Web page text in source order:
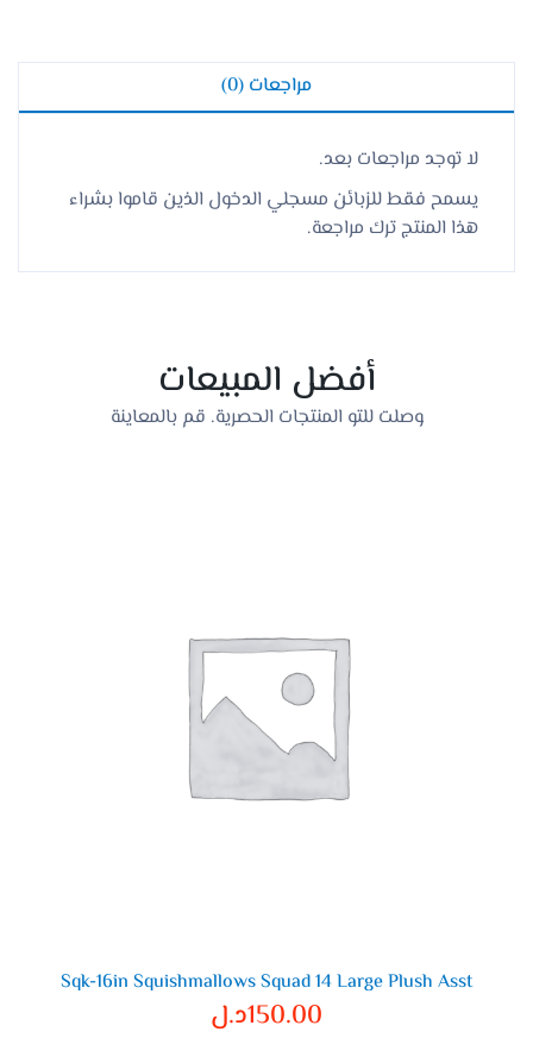
مراجعات (0)
لا توجد مراجعات بعد.
يسمح فقط للزبائن مسجلي الدخول الذين قاموا بشراء
هذا المنتج ترك مراجعة.
أفضل المبيعات
وصلت للتو المنتجات الحصرية. قم بالمعاينة
Sqk-16in Squishmallows Squad 14 Large Plush Asst
150.00د.ل